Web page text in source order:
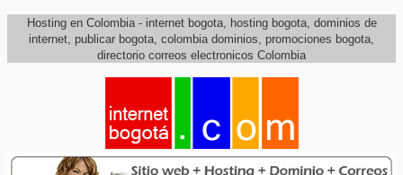
Hosting en Colombia - internet bogota, hosting bogota, dominios de
internet, publicar bogota, colombia dominios, promociones bogota,
directorio correos electronicos Colombia